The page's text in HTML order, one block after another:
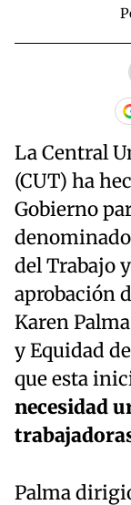
La Central
(CUT) ha
Gobierno
del Trabajo
aprobación
Karen
y Equidad
que esta
necesidad
Palma